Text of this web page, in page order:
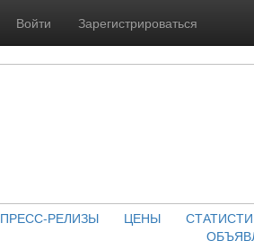
Войти Зарегистрироваться
ПРЕСС-РЕЛИЗЫ ЦЕНЫ